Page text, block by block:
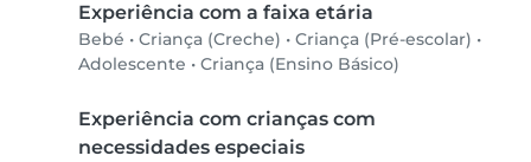
Experiência com a faixa etária
Bebé • Criança (Creche) • Criança (Pré-escolar) •
Adolescente • Criança (Ensino Básico)
Experiência com crianças com
necessidades especiais